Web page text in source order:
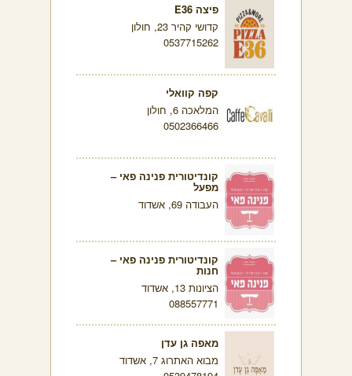
פיצה E36
קדושי קהיר 23, חולון
0537715262
קפה קוואלי
המלאכה 6, חולון
0502366466
קונדיטורית פנינה פאי –
מפעל
העבודה 69, אשדוד
קונדיטורית פנינה פאי –
חנות
הציונות 13, אשדוד
088557771
מאפה גן עדן
מבוא האתרוג 7, אשדוד